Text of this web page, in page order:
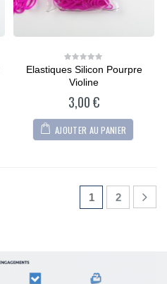
0
of
Elastiques Silicon Pourpre
Violine
3,00€
AJOUTER AU PANIER
1 2